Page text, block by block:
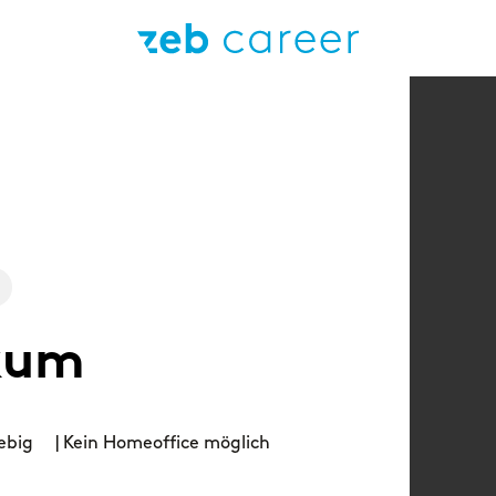
ARTICLE
Benefits
Diversity
ARTICLE
| Kein Homeoffice möglich